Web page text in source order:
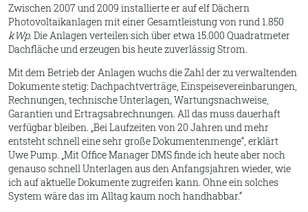
Zwischen 2007 und 2009 installierte er auf elf Dächern
Photovoltaikanlagen mit einer Gesamtleistung von rund 1.850
kWp. Die Anlagen verteilen sich über etwa 15.000 Quadratmeter
Dachfläche und erzeugen bis heute zuverlässig Strom.
Mit dem Betrieb der Anlagen wuchs die Zahl der zu verwaltenden
Dokumente stetig: Dachpachtverträge, Einspeisevereinbarungen,
Rechnungen, technische Unterlagen, Wartungsnachweise,
Garantien und Ertragsabrechnungen. All das muss dauerhaft
verfügbar bleiben. Bei Laufzeiten von 20 Jahren und mehr
entsteht schnell eine sehr große Dokumentenmenge , erklärt
Uwe Pump. Mit Office Manager DMS finde ich heute aber noch
genauso schnell Unterlagen aus den Anfangsjahren wieder, wie
ich auf aktuelle Dokumente zugreifen kann. Ohne ein solches
System wäre das im Alltag kaum noch handhabbar.